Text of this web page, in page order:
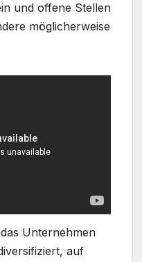
und offene Stellen
möglicherweise
Unternehmen
auf